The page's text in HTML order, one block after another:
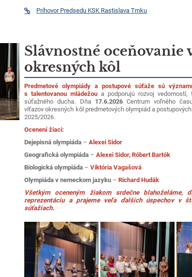
Príhovor Predsedu KSK Rastislava Trnku
Slávnostné oceňovanie
okresných kôl
Predmetové olympiády a postupové súťaže sú
s talentovanou mládežou a podporujú rozvoj vedomostí,
súťažného ducha. Dňa 17.6.2026Centrum voľného
víťazov okresných kôl predmetových olympiád a
2025/2026.
Ocenení žiaci:
Dejepisná olympiáda –Alexei Sidor
Geografická olympiáda –Alexei Sidor, Róbert Bartók
Biologická olympiáda –Viktória Vagašová
Olympiáda v nemeckom jazyku – Richard Hudák
Všetkým oceneným žiakom srdečne blahoželáme,
reprezentáciu a prajeme veľa ďalších úspechov v
súťažiach.